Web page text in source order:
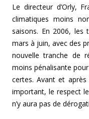
Le directeur d’Orly,
climatiques moins
saisons. En 2006, les
mars à juin, avec des
nouvelle tranche de
moins pénalisante
certes. Avant et
important, le respect
n’y aura pas de